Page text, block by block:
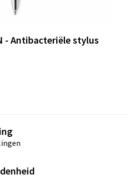
- Antibacteriële stylus